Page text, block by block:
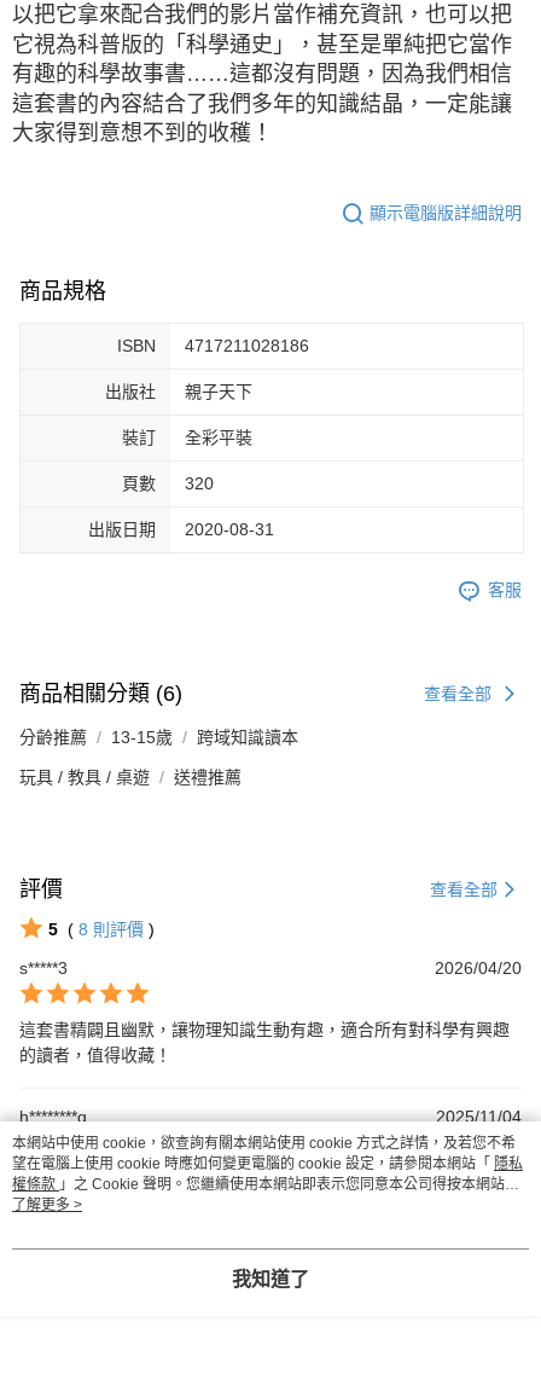
以把它拿來配合我們的影片當作補充資訊，也可以把
它視為科普版的「科學通史」，甚至是單純把它當作
有趣的科學故事書……這都沒有問題，因為我們相信
這套書的內容結合了我們多年的知識結晶，一定能讓
大家得到意想不到的收穫！
顯示電腦版詳細說明
商品規格
ISBN 4717211028186
出版社 親子天下
裝訂 全彩平裝
頁數 320
出版日期 2020-08-31
客服
商品相關分類 (6) 查看全部
分齡推薦 13-15歲 跨域知識讀本
玩具 / 教具 / 桌遊 送禮推薦
評價 查看全部
5 ( 8 則評價 )
s*****3
2026/04/20
這套書精闢且幽默，讓物理知識生動有趣，適合所有對科學有興趣
的讀者，值得收藏！
h********g 2025/11/04
這本書真的是物理學的盛宴！課程生動有趣，令我對科學的熱愛更
進一步，強烈推薦給所有喜歡探索的朋友！
本網站中使用 cookie，欲查詢有關本網站使用 cookie 方式之詳情，及若您不希
望在電腦上使用 cookie 時應如何變更電腦的 cookie 設定，請參閱本網站「 隱私
權條款 」之 Cookie 聲明。您繼續使用本網站即表示您同意本公司得按本網站使
用條款之 Cookie 聲明使用 cookie。
了解更多 >
我知道了